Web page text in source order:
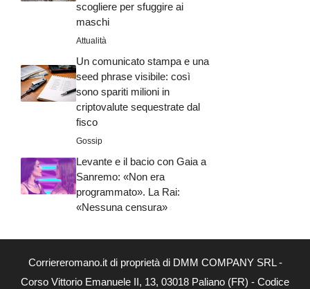
scogliere per sfuggire ai
maschi
Attualità
Un comunicato stampa e una
seed phrase visibile: così
sono spariti milioni in
criptovalute sequestrate dal
fisco
Gossip
Levante e il bacio con Gaia a
Sanremo: «Non era
programmato». La Rai:
«Nessuna censura»
Corriereromano.it di proprietà di DMM COMPANY SRL -
Corso Vittorio Emanuele II, 13, 03018 Paliano (FR) - Codice